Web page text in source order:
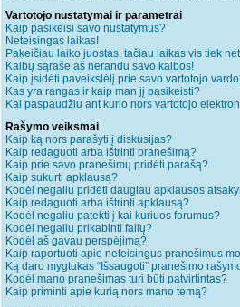
Vartotojo nustatymai ir parametrai
Kaip pasikeisi savo nustatymus?
Neteisingas laikas!
Pakeičiau laiko juostas, tačiau laikas vis tiek
Kalbų sąraše aš nerandu savo kalbos!
Kaip įsidėti paveikslėlį prie savo vartotojo
Kas yra rangas ir kaip man jį pasikeisti?
Kai paspaudžiu ant kurio nors vartotojo
Rašymo veiksmai
Kaip ką nors parašyti į diskusijas?
Kaip redaguoti arba ištrinti pranešimą?
Kaip prie savo pranešimų pridėti parašą?
Kaip sukurti apklausą?
Kodėl negaliu pridėti daugiau apklausos
Kaip redaguoti arba ištrinti apklausą?
Kodėl negaliu patekti į kai kuriuos forumus?
Kodėl negaliu prikabinti failų?
Kodėl aš gavau perspėjimą?
Kaip raportuoti apie neteisingus pranešimus
Ką daro mygtukas “Išsaugoti” pranešimo
Kodėl mano pranešimas turi būti patvirtintas?
Kaip priminti apie kurią nors mano temą?